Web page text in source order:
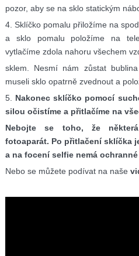
pozor, aby se na sklo statickým
4. Sklíčko pomalu přiložíme na
a sklo pomalu položíme na
vytlačíme zdola nahoru všechem
sklem. Nesmí nám zůstat
museli sklo opatrně zvednout a
5.
Nakonec sklíčko pomocí
silou očistíme a přitlačíme na
Nebojte se toho, že
fotoaparát. Po přitlačení sklíčka
a na focení selfie nemá
Nebo se můžete podívat na naše